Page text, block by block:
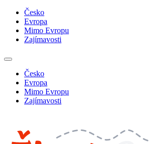
Česko
Evropa
Mimo Evropu
Zajímavosti
Česko
Evropa
Mimo Evropu
Zajímavosti